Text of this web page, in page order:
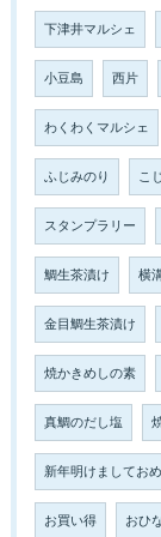
下津井マルシェ
小豆島 西片
わくわくマルシェ
ふじみのり こ
スタンプラリー
鯛生茶漬け 横
金目鯛生茶漬け
焼かきめしの素
真鯛のだし塩
新年明けましてお
お買い得 おひ